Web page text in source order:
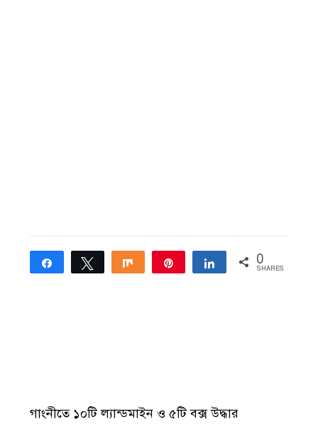
Share Tweet Share Share 0
SHARES
গাংনীতে ১০টি ল্যান্ডমাইন ও ৫টি বক্স উদ্ধার